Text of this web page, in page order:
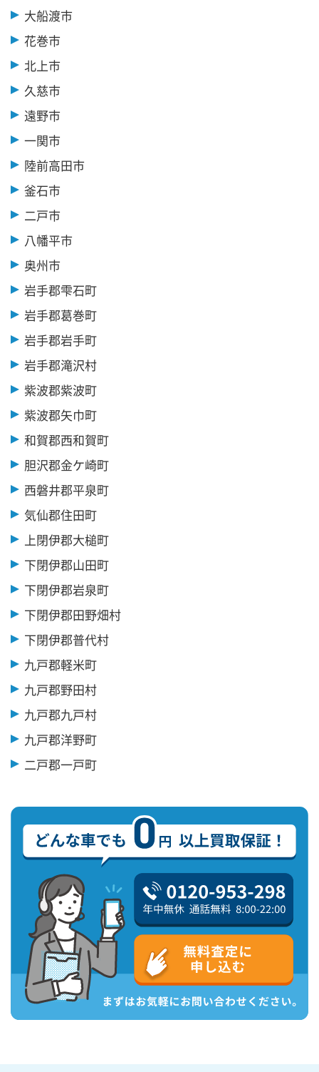
大船渡市
花巻市
北上市
久慈市
遠野市
一関市
陸前高田市
釜石市
二戸市
八幡平市
奥州市
岩手郡雫石町
岩手郡葛巻町
岩手郡岩手町
岩手郡滝沢村
紫波郡紫波町
紫波郡矢巾町
和賀郡西和賀町
胆沢郡金ケ崎町
西磐井郡平泉町
気仙郡住田町
上閉伊郡大槌町
下閉伊郡山田町
下閉伊郡岩泉町
下閉伊郡田野畑村
下閉伊郡普代村
九戸郡軽米町
九戸郡野田村
九戸郡九戸村
九戸郡洋野町
二戸郡一戸町